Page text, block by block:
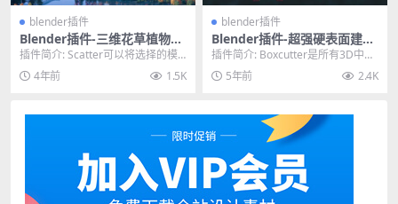
blender插件
Blender插件-三维花草植物随
机散布生成工具 Scatter V5.2
插件简介: Scatter可以将选择的模
型物体在指定的表面快速随机分布
生成，也可...
4年前 1.5K
blender插件
Blender插件-超强硬表面建模
布尔神器插件 BoxCutter 7.1
9.6.4+HardOps 00987
插件简介: Boxcutter是所有3D中第
一个基于这种图形的布尔产品，目
前在B...
5年前 2.4K